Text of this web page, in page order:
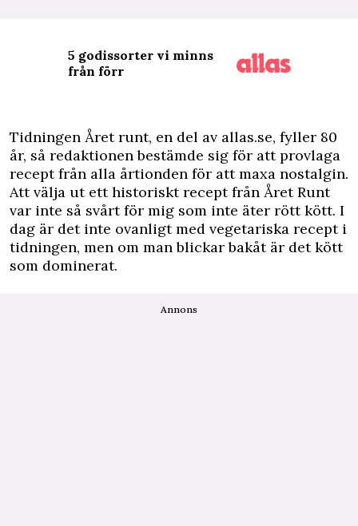
5 godissorter vi minns
från förr
Tidningen Året runt, en del av allas.se, fyller 80
år, så redaktionen bestämde sig för att provlaga
recept från alla årtionden för att maxa nostalgin.
Att välja ut ett historiskt recept från Året Runt
var inte så svårt för mig som inte äter rött kött. I
dag är det inte ovanligt med vegetariska recept i
tidningen, men om man blickar bakåt är det kött
som dominerat.
Annons